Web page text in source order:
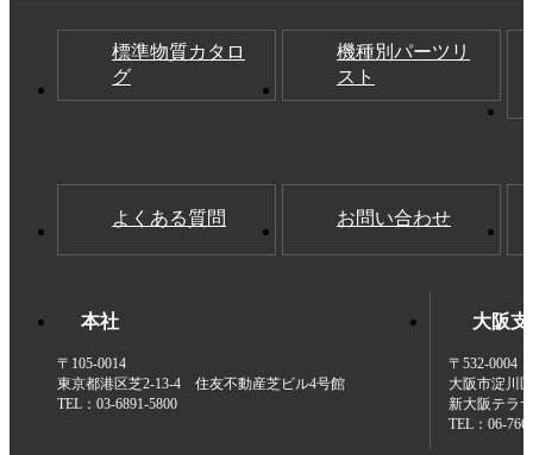
標準物質カタロ
グ
機種別パーツリ
スト
よくある質問 お問い合わせ
本社
〒105-0014
東京都港区芝2-13-4 住友不動産芝ビル4号館
TEL：03-6891-5800
大阪
〒532-0004
大阪市淀川
新大阪テラ
TEL：06-